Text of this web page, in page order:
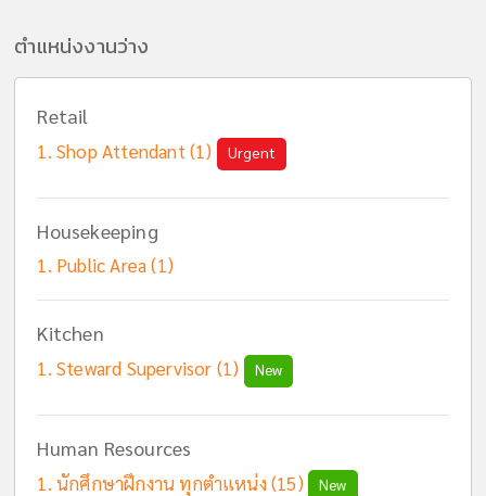
ตำแหน่งงานว่าง
Retail
Shop Attendant (1) Urgent
Housekeeping
Public Area (1)
Kitchen
Steward Supervisor (1) New
Human Resources
นักศึกษาฝึกงาน ทุกตำแหน่ง (15) New